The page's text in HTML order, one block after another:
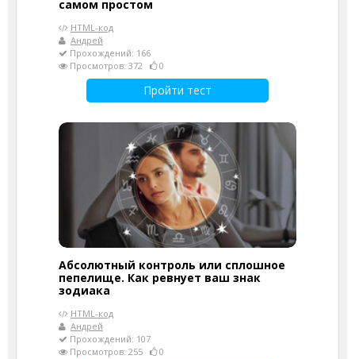
самом простом
HTML-код
Андрей
Прохождений: 166
Просмотров: 372
0
Пройти тест
Абсолютный контроль или сплошное
пепелище. Как ревнует ваш знак
зодиака
HTML-код
Андрей
Прохождений: 107
Просмотров: 255
0